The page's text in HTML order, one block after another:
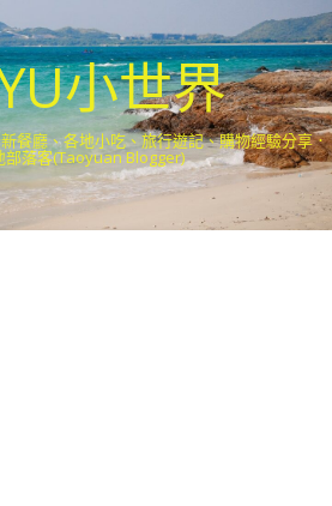
小世界
餐廳、各地小吃、旅行遊記、購物經驗分享．
部落客(Taoyuan Blogger)